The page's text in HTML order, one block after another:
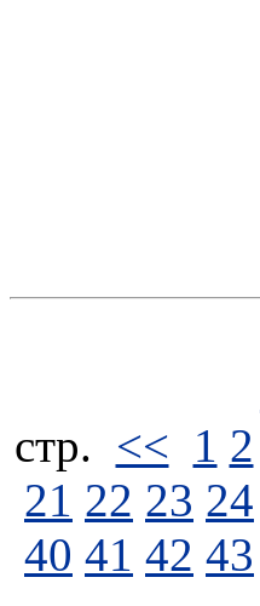
стp. << 1 2
21 22 23 24
40 41 42 43